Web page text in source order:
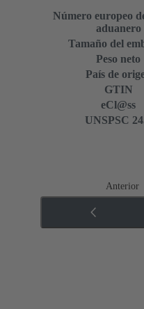
Número europeo
aduanero
Tamaño del
Peso neto
País de
GTIN
eCl@ss
UNSPSC
Anterior